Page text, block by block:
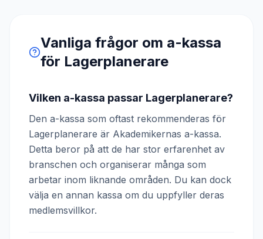
Vanliga frågor om a-kassa
för Lagerplanerare
Vilken a-kassa passar Lagerplanerare?
Den a-kassa som oftast rekommenderas för
Lagerplanerare är Akademikernas a-kassa.
Detta beror på att de har stor erfarenhet av
branschen och organiserar många som
arbetar inom liknande områden. Du kan dock
välja en annan kassa om du uppfyller deras
medlemsvillkor.